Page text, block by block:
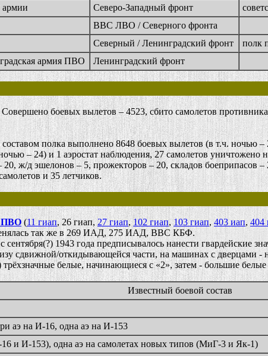
Северо-Западный фронт
ВВС ЛВО / Северного фронта
Северный / Ленинградский фронт
полк
армия ПВО Ленинградский фронт
боевых вылетов – 4523, сбито самолетов
полка выполнено 8648 боевых вылетов (в т.ч. ночью
– 24) и 1 аэростат наблюдения, 27 самолетов уничтожено
ж/д эшелонов – 5, прожекторов – 20, складов боеприпасов –
и 35 летчиков.
ПВО (11 гиап, 26 гиап, 27 гиап,102 гиап, 103 гиап, 403 иап, 404
так же в 269 ИАД, 275 ИАД, ВВС КБФ.
1943 года предписывалось нанести гвардейские
сдвижной/откидывающейся части, на машинах с дверцами -
белые, начинающиеся с «2», затем - большие белые
Известный боевой состав
аэ на И-16, одна аэ на И-153
16 и И-153), одна аэ на самолетах новых типов (МиГ-3 и Як-1)